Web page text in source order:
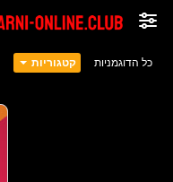
כל הדוגמניות קטגוריות